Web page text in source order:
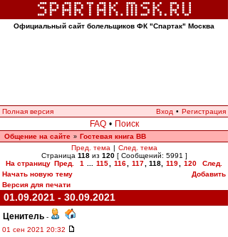
Официальный сайт болельщиков ФК "Спартак" Москва
Полная версия Вход • Регистрация
FAQ • Поиск
Общение на сайте » Гостевая книга ВВ
Пред. тема | След. тема
Страница 118из 120[ Сообщений: 5991 ]
На страницу Пред. 1 115 116 117 118 119 120
След.
Начать новую тему
Добавить
Версия для печати
01.09.2021 - 30.09.2021
Ценитель -
01 сен 2021 20:32